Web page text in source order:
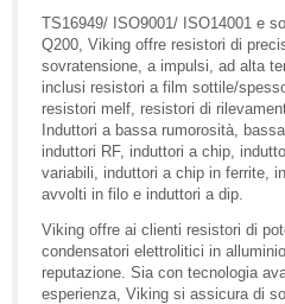
TS16949/ ISO9001/ ISO14001 e
Q200, Viking offre resistori di
sovratensione, a impulsi, ad alta
inclusi resistori a film sottile/
resistori melf, resistori di
Induttori a bassa rumorosità,
induttori RF, induttori a chip,
variabili, induttori a chip in ferrite,
avvolti in filo e induttori a dip.
Viking offre ai clienti resistori di
condensatori elettrolitici in
reputazione. Sia con tecnologia
esperienza, Viking si assicura di